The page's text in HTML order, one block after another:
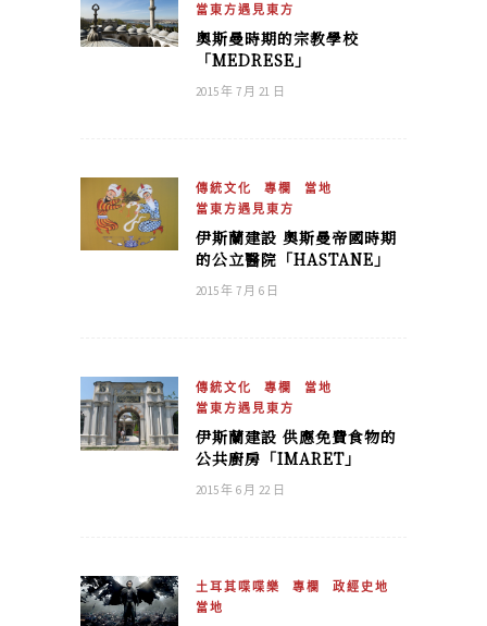
當東方遇見東方
奧斯曼時期的宗教學校
「MEDRESE」
2015 年 7 月 21 日
傳統文化 專欄
當地
當東方遇見東方
伊斯蘭建設 奧斯曼帝國時期
的公立醫院「HASTANE」
2015 年 7 月 6 日
傳統文化 專欄
當地
當東方遇見東方
伊斯蘭建設 供應免費食物的
公共廚房「IMARET」
2015 年 6 月 22 日
土耳其喋喋樂 專欄
政經史地
當地